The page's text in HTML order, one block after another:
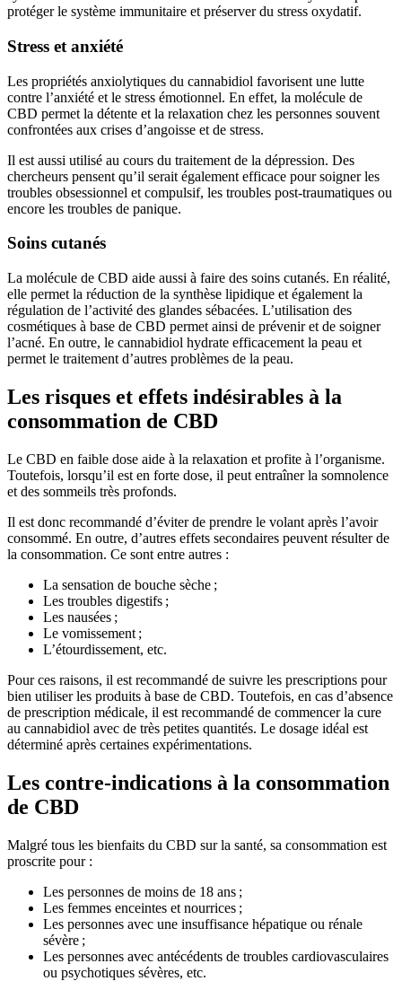
protéger le système immunitaire et préserver du stress oxydatif.
Stress et anxiété
Les propriétés anxiolytiques du cannabidiol favorisent une lutte
contre l’anxiété et le stress émotionnel. En effet, la molécule de
CBD permet la détente et la relaxation chez les personnes souvent
confrontées aux crises d’angoisse et de stress.
Il est aussi utilisé au cours du traitement de la dépression. Des
chercheurs pensent qu’il serait également efficace pour soigner les
troubles obsessionnel et compulsif, les troubles post-traumatiques ou
encore les troubles de panique.
Soins cutanés
La molécule de CBD aide aussi à faire des soins cutanés. En réalité,
elle permet la réduction de la synthèse lipidique et également la
régulation de l’activité des glandes sébacées. L’utilisation des
cosmétiques à base de CBD permet ainsi de prévenir et de soigner
l’acné. En outre, le cannabidiol hydrate efficacement la peau et
permet le traitement d’autres problèmes de la peau.
Les risques et effets indésirables à la
consommation de CBD
Le CBD en faible dose aide à la relaxation et profite à l’organisme.
Toutefois, lorsqu’il est en forte dose, il peut entraîner la somnolence
et des sommeils très profonds.
Il est donc recommandé d’éviter de prendre le volant après l’avoir
consommé. En outre, d’autres effets secondaires peuvent résulter de
la consommation. Ce sont entre autres :
La sensation de bouche sèche ;
Les troubles digestifs ;
Les nausées ;
Le vomissement ;
L’étourdissement, etc.
Pour ces raisons, il est recommandé de suivre les prescriptions pour
bien utiliser les produits à base de CBD. Toutefois, en cas d’absence
de prescription médicale, il est recommandé de commencer la cure
au cannabidiol avec de très petites quantités. Le dosage idéal est
déterminé après certaines expérimentations.
Les contre-indications à la consommation
de CBD
Malgré tous les bienfaits du CBD sur la santé, sa consommation est
proscrite pour :
Les personnes de moins de 18 ans ;
Les femmes enceintes et nourrices ;
Les personnes avec une insuffisance hépatique ou rénale
sévère ;
Les personnes avec antécédents de troubles cardiovasculaires
ou psychotiques sévères, etc.